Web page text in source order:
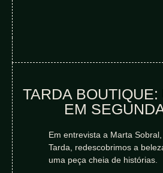
TARDA
EM
Em entrevista a Marta
Tarda, redescobrimos a
uma peça cheia de histórias.